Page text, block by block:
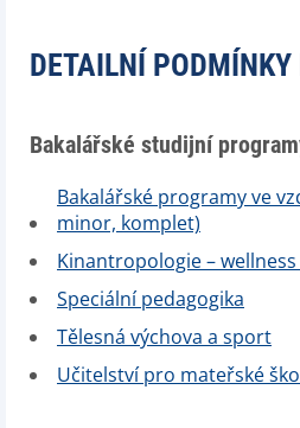
DETAILNÍ
Bakalářské studijní
Bakalářské programy ve
minor, komplet)
Kinantropologie –
Speciální pedagogika
Tělesná výchova a sport
Učitelství pro mateřské